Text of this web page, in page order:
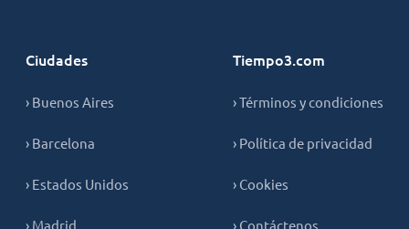
Ciudades
› Buenos Aires
› Barcelona
› Estados Unidos
› Madrid
Tiempo3.com
› Términos y condiciones
› Política de privacidad
› Cookies
› Contáctenos